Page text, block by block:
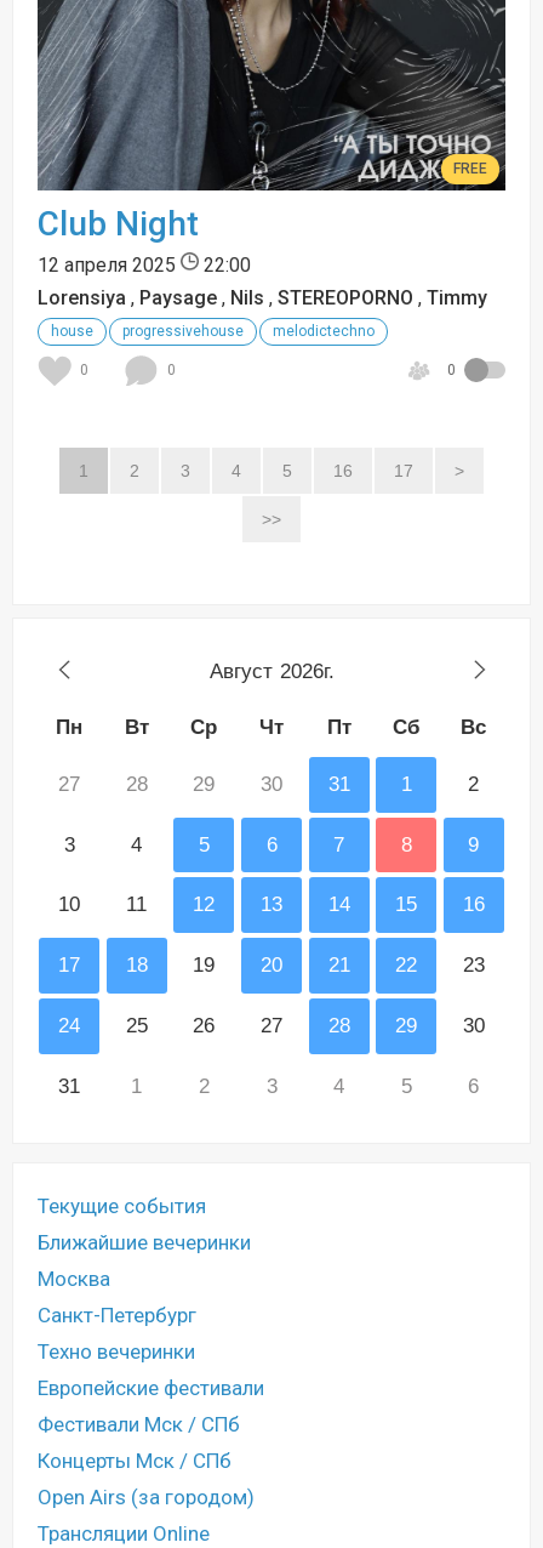
FREE
Club Night
12 апреля 2025
22:00
Lorensiya , Paysage , Nils , STEREOPORNO , Timmy
house progressivehouse melodictechno
0 0 0
1 2 3 4 5 16 17 >
>>
Август 2026г.
Пн Вт Ср Чт Пт Сб Вс
27 28 29 30 31 1 2
3 4 5 6 7 8 9
10 11 12 13 14 15 16
17 18 19 20 21 22 23
24 25 26 27 28 29 30
31 1 2 3 4 5 6
Текущие события
Ближайшие вечеринки
Москва
Санкт-Петербург
Техно вечеринки
Европейские фестивали
Фестивали Мск / СПб
Концерты Мск / СПб
Open Airs (за городом)
Трансляции Online